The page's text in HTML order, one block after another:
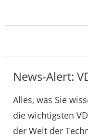
News-Alert:
Alles, was Sie
die wichtigsten
der Welt der